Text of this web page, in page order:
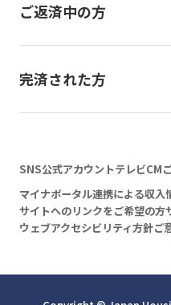
ご返済中の方
完済された方
SNS公式アカウントテレビCM
マイナポータル連携による収入
サイトへのリンクをご希望の方
ウェブアクセシビリティ方針ご